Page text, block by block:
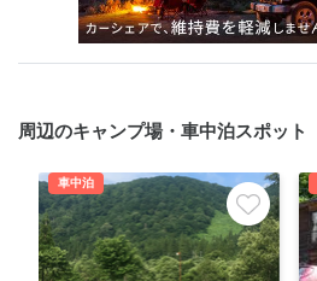
周辺のキャンプ場・車中泊スポット
車中泊